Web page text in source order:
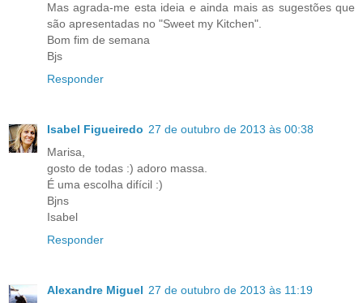
Mas agrada-me esta ideia e ainda mais as sugestões que
são apresentadas no "Sweet my Kitchen".
Bom fim de semana
Bjs
Responder
Isabel Figueiredo 27 de outubro de 2013 às 00:38
Marisa,
gosto de todas :) adoro massa.
É uma escolha difícil :)
Bjns
Isabel
Responder
Alexandre Miguel 27 de outubro de 2013 às 11:19